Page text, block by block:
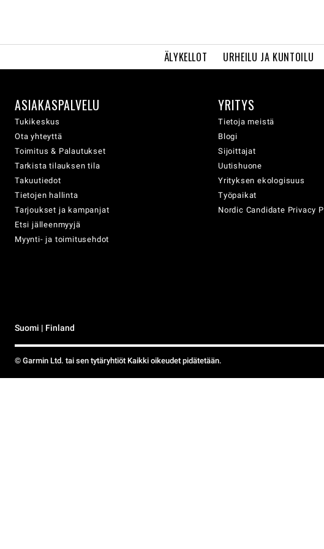
ÄLYKELLOT URHEILU JA KUNTOILU
ASIAKASPALVELU
Tukikeskus
Ota yhteyttä
Toimitus & Palautukset
Tarkista tilauksen tila
Takuutiedot
Tietojen hallinta
Tarjoukset ja kampanjat
Etsi jälleenmyyjä
Myynti- ja toimitusehdot
YRITYS
Tietoja meistä
Blogi
Sijoittajat
Uutishuone
Yrityksen ekologisuus
Työpaikat
Nordic Candidate Privacy
Suomi | Finland
© Garmin Ltd. tai sen tytäryhtiöt Kaikki oikeudet pidätetään.